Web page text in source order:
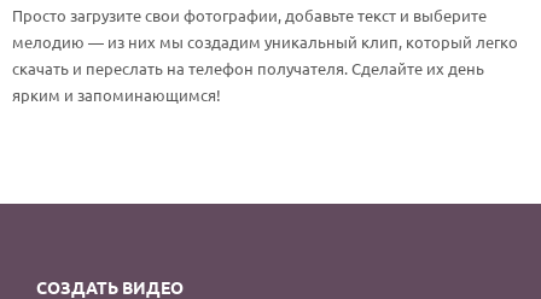
Просто загрузите свои фотографии, добавьте текст и выберите
мелодию — из них мы создадим уникальный клип, который легко
скачать и переслать на телефон получателя. Сделайте их день
ярким и запоминающимся!
СОЗДАТЬ ВИДЕО